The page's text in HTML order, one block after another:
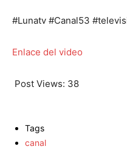
#Lunatv #Canal53
Enlace del video
Post Views: 38
Tags
canal